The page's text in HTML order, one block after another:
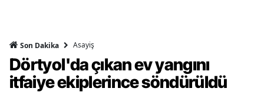
Son Dakika Asayiş
Dörtyol'da çıkan ev yangını
itfaiye ekiplerince söndürüldü